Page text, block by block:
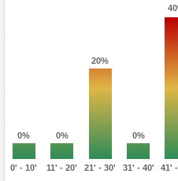
0% 0%
20%
0%
0' - 10' 11' - 20' 21' - 30' 31' - 40' 41'